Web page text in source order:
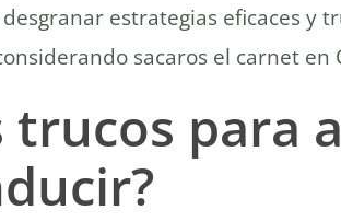
desgranar estrategias eficaces y
sacaros el carnet en
trucos para